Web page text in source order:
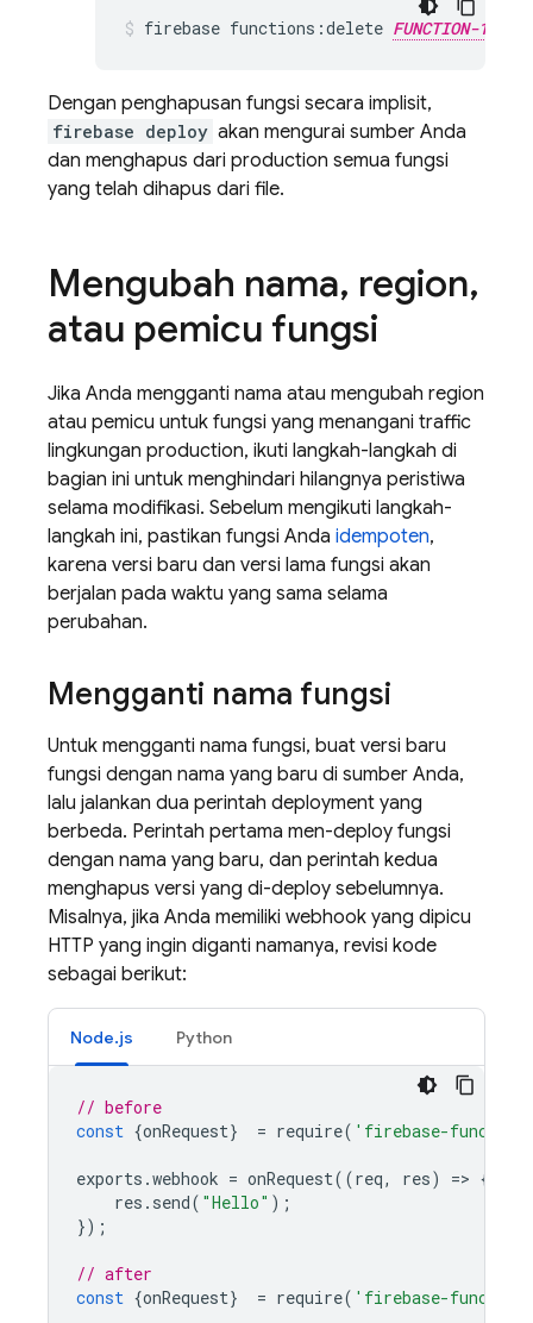
firebase functions:delete FUNCTION-
Dengan penghapusan fungsi secara implisit,
firebase deploy akan mengurai sumber Anda
dan menghapus dari production semua fungsi
yang telah dihapus dari file.
Mengubah nama, region,
atau pemicu fungsi
Jika Anda mengganti nama atau mengubah region
atau pemicu untuk fungsi yang menangani traffic
lingkungan production, ikuti langkah-langkah di
bagian ini untuk menghindari hilangnya peristiwa
selama modifikasi. Sebelum mengikuti langkah-
langkah ini, pastikan fungsi Anda idempoten,
karena versi baru dan versi lama fungsi akan
berjalan pada waktu yang sama selama
perubahan.
Mengganti nama fungsi
Untuk mengganti nama fungsi, buat versi baru
fungsi dengan nama yang baru di sumber Anda,
lalu jalankan dua perintah deployment yang
berbeda. Perintah pertama men-deploy fungsi
dengan nama yang baru, dan perintah kedua
menghapus versi yang di-deploy sebelumnya.
Misalnya, jika Anda memiliki webhook yang dipicu
HTTP yang ingin diganti namanya, revisi kode
sebagai berikut:
Node.js Python
// before
const {onRequest} = require( 'firebase-
exports .webhook = onRequest((req, res) => {
res . send( "Hello" );
});
// after
const {onRequest} = require( 'firebase-